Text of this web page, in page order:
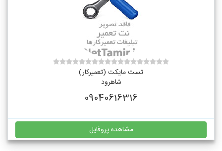
تست مایکت (تعمیرکار)
شاهرود
09040616316
مشاهده پروفایل